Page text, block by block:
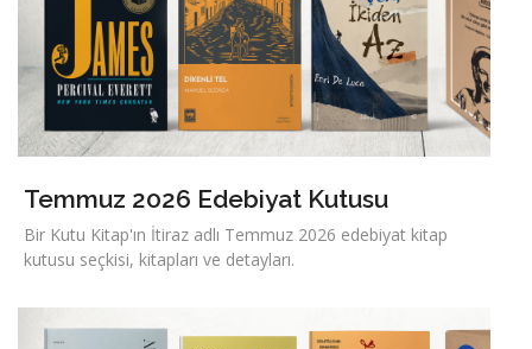
Temmuz 2026 Edebiyat Kutusu
Bir Kutu Kitap'ın İtiraz adlı Temmuz 2026 edebiyat kitap
kutusu seçkisi, kitapları ve detayları.